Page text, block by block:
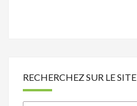
RECHERCHEZ SUR LE SITE